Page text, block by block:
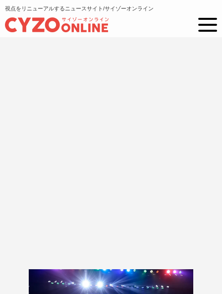
視点をリニューアルするニュースサイト/サイゾーオンライン